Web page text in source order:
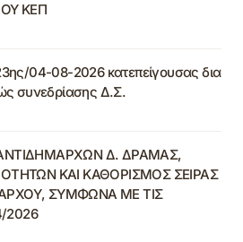
ΚΕΠ
04-08-2026 κατεπείγουσας δια
συνεδρίασης Δ.Σ.
Δ. ΔΡΑΜΑΣ,
ΚΑΙ ΚΑΘΟΡΙΣΜΟΣ ΣΕΙΡΑΣ
ΣΥΜΦΩΝΑ ΜΕ ΤΙΣ
2026